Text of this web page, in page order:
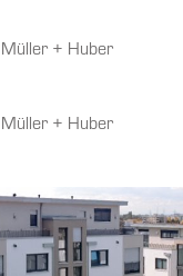
+ Huber
+ Huber